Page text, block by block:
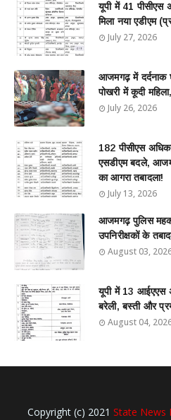
यूपी में 41 पीसीएस
मिला नया एडीएम
July 27, 2026
आजमगढ़ में दर्दनाक
पोखरी में कूदी
July 26, 2026
182 पीसीएस
एसडीएम बदले,
का आगरा तबादला!
July 13, 2026
आजमगढ़ पुलिस
उपनिरीक्षकों के
August 03,
यूपी में 13 आईएएस
बरेली, बस्ती और
August 04,
Copyright (c) 2021 State News